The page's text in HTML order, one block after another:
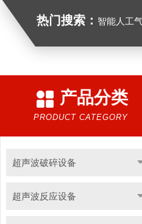
热门搜索： 智能人工
产品分类
PRODUCT CATEGORY
超声波破碎设备
超声波反应设备